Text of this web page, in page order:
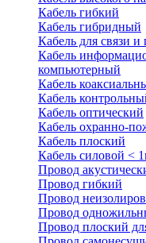
Кабель гибкий
Кабель гибридный
Кабель для связи
Кабель
компьютерный
Кабель
Кабель
Кабель оптический
Кабель охранно-
Кабель плоский
Кабель силовой <
Провод
Провод гибкий
Провод
Провод
Провод плоский